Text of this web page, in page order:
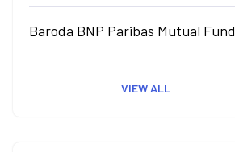
Baroda BNP Paribas Mutual Fund
VIEW ALL